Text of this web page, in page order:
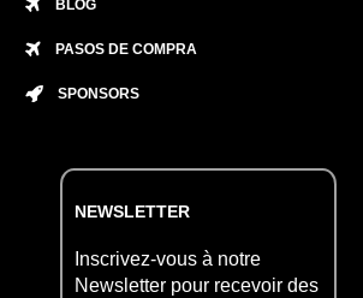
BLOG
PASOS DE COMPRA
SPONSORS
NEWSLETTER
Inscrivez-vous à notre
Newsletter pour recevoir des